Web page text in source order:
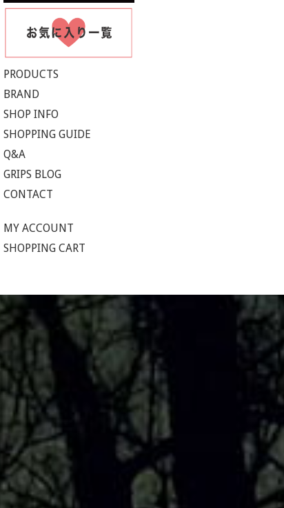
PRODUCTS
BRAND
SHOP INFO
SHOPPING GUIDE
Q&A
GRIPS BLOG
CONTACT
MY ACCOUNT
SHOPPING CART